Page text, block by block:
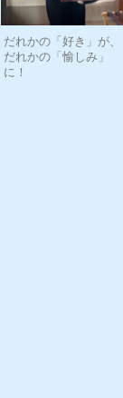
だれかの「好き」が、
だれかの「愉しみ」
に！